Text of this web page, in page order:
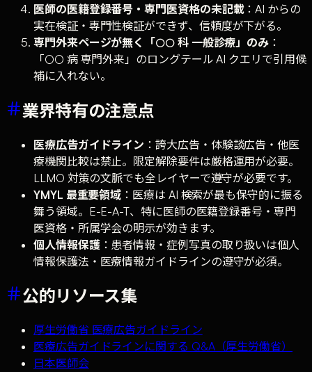
医師の医籍登録番号・専門医資格の未記載：AI からの
実在検証・専門性検証ができず、信頼度が下がる。
専門外来ページが無く「○○ 科 一般診療」のみ ：
「○○ 病 専門外来」のロングテール AI クエリで引用候
補に入れない。
業界特有の注意点
医療広告ガイドライン ：誇大広告・体験談広告・他医
療機関比較は禁止。限定解除要件は厳格運用が必要。
LLMO 対策の文脈でも全レイヤーで遵守が必要です。
YMYL 最重要領域 ：医療は AI 検索が最も保守的に振る
舞う領域。E-E-A-T、特に医師の医籍登録番号・専門
医資格・所属学会の明示が効きます。
個人情報保護：患者情報・症例写真の取り扱いは個人
情報保護法・医療情報ガイドラインの遵守が必須。
公的リソース集
厚生労働省 医療広告ガイドライン
医療広告ガイドラインに関する Q&A（厚生労働省）
日本医師会